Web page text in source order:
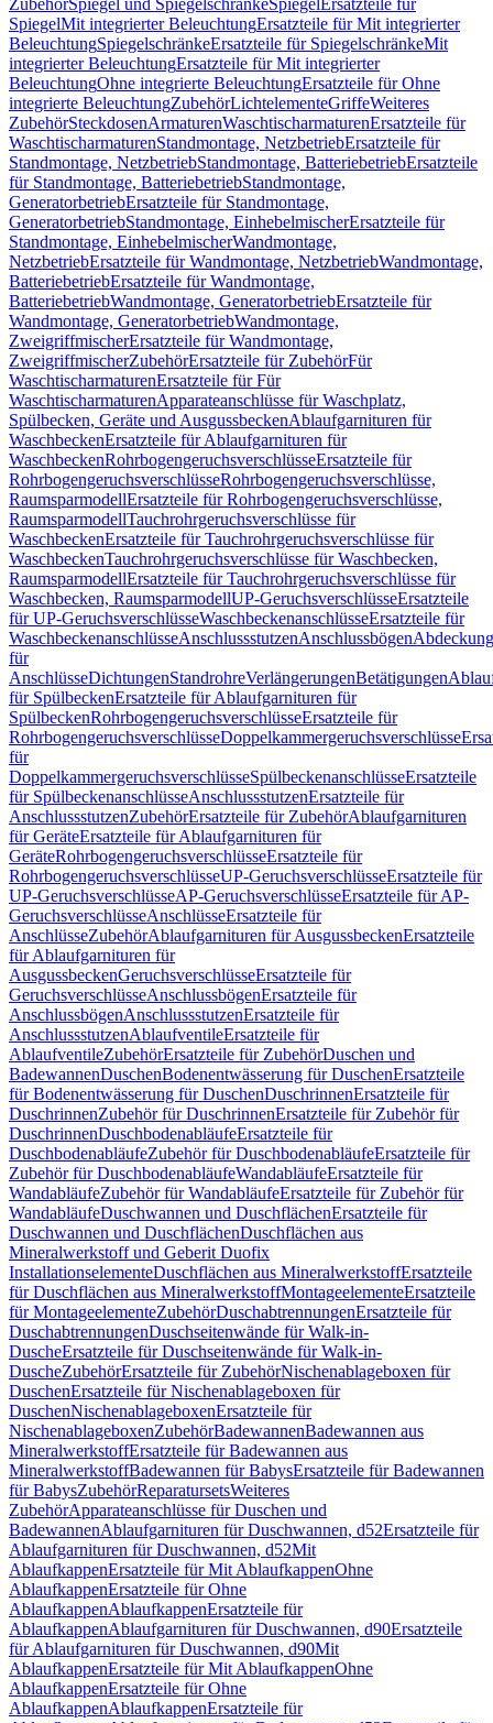
ZubehörSpiegel und SpiegelschränkeSpiegel Ersatzteile für
SpiegelMit integrierter BeleuchtungErsatzteile für Mit integrierter
BeleuchtungSpiegelschränkeErsatzteile für SpiegelschränkeMit
integrierter BeleuchtungErsatzteile für Mit integrierter
BeleuchtungOhne integrierte BeleuchtungErsatzteile für Ohne
integrierte BeleuchtungZubehörLichtelementeGriffeWeiteres
ZubehörSteckdosenArmaturenWaschtischarmaturenErsatzteile für
WaschtischarmaturenStandmontage, NetzbetriebErsatzteile für
Standmontage, NetzbetriebStandmontage, BatteriebetriebErsatzteile
für Standmontage, BatteriebetriebStandmontage,
GeneratorbetriebErsatzteile für Standmontage,
GeneratorbetriebStandmontage, EinhebelmischerErsatzteile für
Standmontage, EinhebelmischerWandmontage,
NetzbetriebErsatzteile für Wandmontage, NetzbetriebWandmontage,
BatteriebetriebErsatzteile für Wandmontage,
BatteriebetriebWandmontage, GeneratorbetriebErsatzteile für
Wandmontage, GeneratorbetriebWandmontage,
ZweigriffmischerErsatzteile für Wandmontage,
ZweigriffmischerZubehörErsatzteile für ZubehörFür
WaschtischarmaturenErsatzteile für Für
WaschtischarmaturenApparateanschlüsse für Waschplatz,
Spülbecken, Geräte und AusgussbeckenAblaufgarnituren für
WaschbeckenErsatzteile für Ablaufgarnituren für
WaschbeckenRohrbogengeruchsverschlüsseErsatzteile für
RohrbogengeruchsverschlüsseRohrbogengeruchsverschlüsse,
RaumsparmodellErsatzteile für Rohrbogengeruchsverschlüsse,
RaumsparmodellTauchrohrgeruchsverschlüsse für
WaschbeckenErsatzteile für Tauchrohrgeruchsverschlüsse für
WaschbeckenTauchrohrgeruchsverschlüsse für Waschbecken,
RaumsparmodellErsatzteile für Tauchrohrgeruchsverschlüsse für
Waschbecken, RaumsparmodellUP-GeruchsverschlüsseErsatzteile
für UP-GeruchsverschlüsseWaschbeckenanschlüsseErsatzteile für
WaschbeckenanschlüsseAnschlussstutzenAnschlussbögen
für
AnschlüsseDichtungenStandrohreVerlängerungenBetätigungen
für SpülbeckenErsatzteile für Ablaufgarnituren für
SpülbeckenRohrbogengeruchsverschlüsseErsatzteile für
RohrbogengeruchsverschlüsseDoppelkammergeruchsverschlüsse
für
DoppelkammergeruchsverschlüsseSpülbeckenanschlüsseErsatzteile
für SpülbeckenanschlüsseAnschlussstutzenErsatzteile für
AnschlussstutzenZubehörErsatzteile für ZubehörAblaufgarnituren
für GeräteErsatzteile für Ablaufgarnituren für
GeräteRohrbogengeruchsverschlüsseErsatzteile für
RohrbogengeruchsverschlüsseUP-GeruchsverschlüsseErsatzteile für
UP-GeruchsverschlüsseAP-GeruchsverschlüsseErsatzteile für AP-
GeruchsverschlüsseAnschlüsseErsatzteile für
AnschlüsseZubehörAblaufgarnituren für AusgussbeckenErsatzteile
für Ablaufgarnituren für
AusgussbeckenGeruchsverschlüsseErsatzteile für
GeruchsverschlüsseAnschlussbögenErsatzteile für
AnschlussbögenAnschlussstutzenErsatzteile für
AnschlussstutzenAblaufventileErsatzteile für
AblaufventileZubehörErsatzteile für ZubehörDuschen und
BadewannenDuschenBodenentwässerung für DuschenErsatzteile
für Bodenentwässerung für DuschenDuschrinnenErsatzteile für
DuschrinnenZubehör für DuschrinnenErsatzteile für Zubehör für
DuschrinnenDuschbodenabläufeErsatzteile für
DuschbodenabläufeZubehör für DuschbodenabläufeErsatzteile für
Zubehör für DuschbodenabläufeWandabläufeErsatzteile für
WandabläufeZubehör für WandabläufeErsatzteile für Zubehör für
WandabläufeDuschwannen und DuschflächenErsatzteile für
Duschwannen und DuschflächenDuschflächen aus
Mineralwerkstoff und Geberit Duofix
InstallationselementeDuschflächen aus MineralwerkstoffErsatzteile
für Duschflächen aus MineralwerkstoffMontageelementeErsatzteile
für MontageelementeZubehörDuschabtrennungenErsatzteile für
DuschabtrennungenDuschseitenwände für Walk-in-
DuscheErsatzteile für Duschseitenwände für Walk-in-
DuscheZubehörErsatzteile für ZubehörNischenablageboxen für
DuschenErsatzteile für Nischenablageboxen für
DuschenNischenablageboxenErsatzteile für
NischenablageboxenZubehörBadewannenBadewannen aus
MineralwerkstoffErsatzteile für Badewannen aus
MineralwerkstoffBadewannen für BabysErsatzteile für Badewannen
für BabysZubehörReparatursetsWeiteres
ZubehörApparateanschlüsse für Duschen und
BadewannenAblaufgarnituren für Duschwannen, d52Ersatzteile für
Ablaufgarnituren für Duschwannen, d52Mit
AblaufkappenErsatzteile für Mit AblaufkappenOhne
AblaufkappenErsatzteile für Ohne
AblaufkappenAblaufkappenErsatzteile für
AblaufkappenAblaufgarnituren für Duschwannen, d90Ersatzteile
für Ablaufgarnituren für Duschwannen, d90Mit
AblaufkappenErsatzteile für Mit AblaufkappenOhne
AblaufkappenErsatzteile für Ohne
AblaufkappenAblaufkappenErsatzteile für